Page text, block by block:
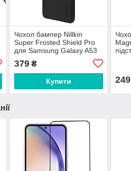
Чохол бампер Nillkin
Super Frosted Shield Pro
для Samsung Galaxy A53
379₴
Купити 249